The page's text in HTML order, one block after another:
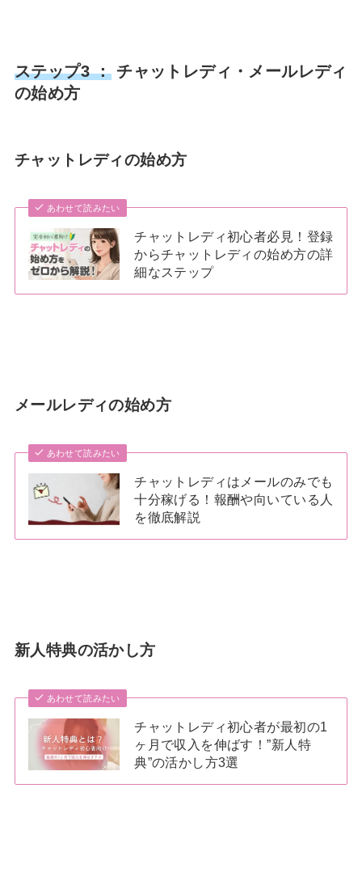
ステップ3 ：チャットレディ・メールレディ
の始め方
チャットレディの始め方
あわせて読みたい
チャットレディ初心者必見！登録
からチャットレディの始め方の詳
細なステップ
メールレディの始め方
あわせて読みたい
チャットレディはメールのみでも
十分稼げる！報酬や向いている人
を徹底解説
新人特典の活かし方
あわせて読みたい
チャットレディ初心者が最初の1
ヶ月で収入を伸ばす！”新人特
典”の活かし方3選